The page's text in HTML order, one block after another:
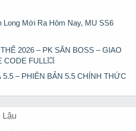
Long Mới Ra Hôm Nay, MU SS6
2026 – PK SĂN BOSS – GIAO
CODE FULL💥
5.5 – PHIÊN BẢN 5.5 CHÍNH THỨC
Lậu